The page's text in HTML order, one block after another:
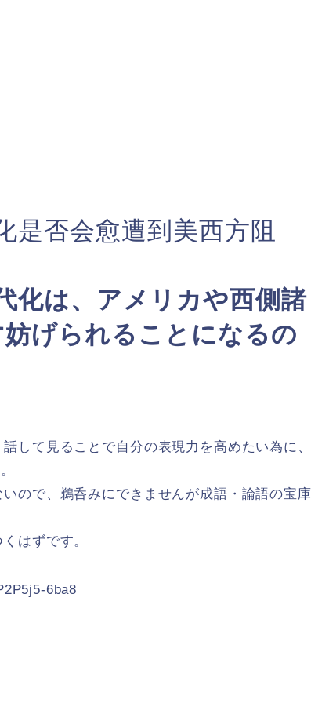
是否会愈遭到美西方阻
化は、アメリカや西側諸
げられることになるの
して見ることで自分の表現力を高めたい為に、
ので、鵜呑みにできませんが成語・論語の宝庫
はずです。
6ba8